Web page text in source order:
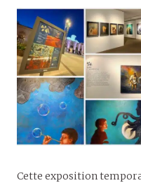
Cette exposition